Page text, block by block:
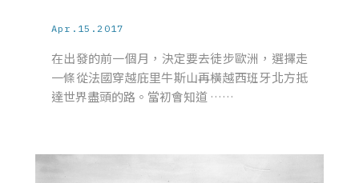
Apr.15.2017
在出發的前一個月，決定要去徒步歐洲，選擇走
一條從法國穿越庇里牛斯山再橫越西班牙北方抵
達世界盡頭的路。當初會知道 ……